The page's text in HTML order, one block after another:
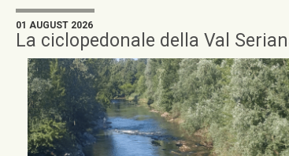
01 AUGUST 2026
La ciclopedonale della Val